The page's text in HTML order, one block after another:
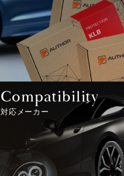
Compatibility
対応メーカー